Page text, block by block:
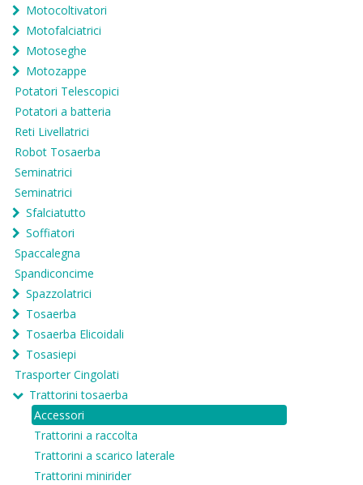
Motocoltivatori
Motofalciatrici
Motoseghe
Motozappe
Potatori Telescopici
Potatori a batteria
Reti Livellatrici
Robot Tosaerba
Seminatrici
Seminatrici
Sfalciatutto
Soffiatori
Spaccalegna
Spandiconcime
Spazzolatrici
Tosaerba
Tosaerba Elicoidali
Tosasiepi
Trasporter Cingolati
Trattorini tosaerba
Accessori
Trattorini a raccolta
Trattorini a scarico laterale
Trattorini minirider